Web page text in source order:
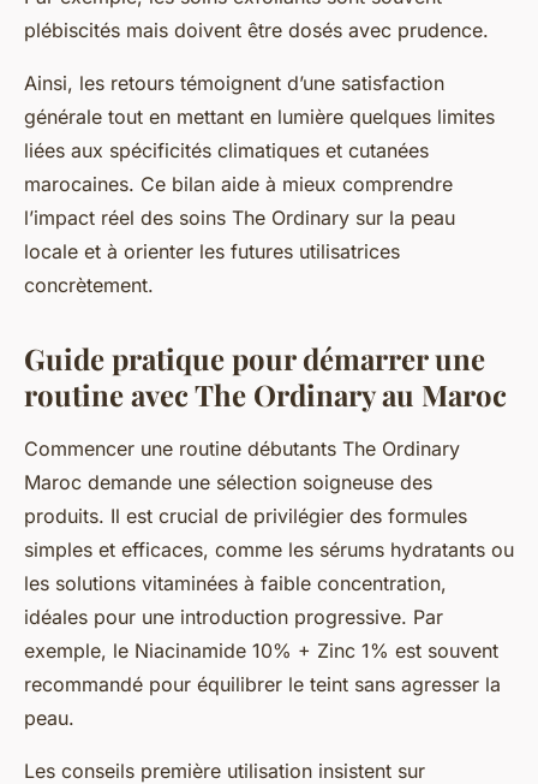
plébiscités mais doivent être dosés avec prudence.
Ainsi, les retours témoignent d’une satisfaction
générale tout en mettant en lumière quelques limites
liées aux spécificités climatiques et cutanées
marocaines. Ce bilan aide à mieux comprendre
l’impact réel des soins The Ordinary sur la peau
locale et à orienter les futures utilisatrices
concrètement.
Guide pratique pour démarrer une
routine avec The Ordinary au Maroc
Commencer une routine débutants The Ordinary
Maroc demande une sélection soigneuse des
produits. Il est crucial de privilégier des formules
simples et efficaces, comme les sérums hydratants ou
les solutions vitaminées à faible concentration,
idéales pour une introduction progressive. Par
exemple, le Niacinamide 10% + Zinc 1% est souvent
recommandé pour équilibrer le teint sans agresser la
peau.
Les conseils première utilisation insistent sur